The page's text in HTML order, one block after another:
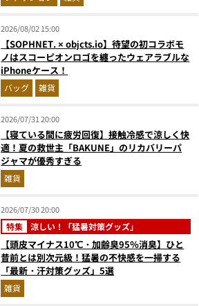
2026/08/02 15:00
【SOPHNET. × objcts.io】待望の初コラボモ
ノはスコーピオンロゴを纏ったウェアラブルな
iPhoneケース！
バッグ 雑貨
2026/07/31 20:00
【寝ている間に疲労回復】接触冷感で涼しく快
適！夏の救世主「BAKUNE」のリカバリーパ
ジャマが優秀すぎる
雑貨
2026/07/30 20:00
特集 涼しい！「猛暑対策グッズ」
【頭皮マイナス10℃・加齢臭95％消臭】ひと
昔前とは別次元級！猛暑の不快感を一掃する
「最新・汗対策グッズ」5選
雑貨